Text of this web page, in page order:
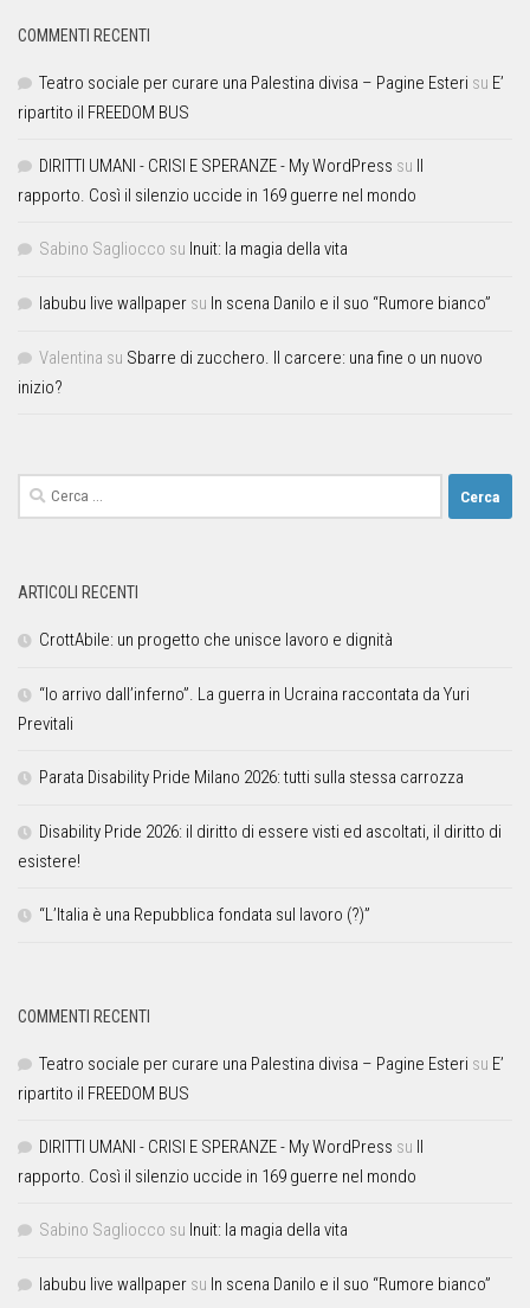
COMMENTI RECENTI
Teatro sociale per curare una Palestina divisa – Pagine Esteri su E’
ripartito il FREEDOM BUS
DIRITTI UMANI - CRISI E SPERANZE - My WordPress su
rapporto. Così il silenzio uccide in 169 guerre nel mondo
Sabino Sagliocco su Inuit: la magia della vita
labubu live wallpaper su In scena Danilo e il suo “Rumore bianco”
Valentina su Sbarre di zucchero. Il carcere: una fine o un nuovo
inizio?
ARTICOLI RECENTI
CrottAbile: un progetto che unisce lavoro e dignità
“Io arrivo dall’inferno”. La guerra in Ucraina raccontata da Yuri
Previtali
Parata Disability Pride Milano 2026: tutti sulla stessa carrozza
Disability Pride 2026: il diritto di essere visti ed ascoltati, il diritto di
esistere!
“L’Italia è una Repubblica fondata sul lavoro (?)”
COMMENTI RECENTI
Teatro sociale per curare una Palestina divisa – Pagine Esteri su E’
ripartito il FREEDOM BUS
DIRITTI UMANI - CRISI E SPERANZE - My WordPress su
rapporto. Così il silenzio uccide in 169 guerre nel mondo
Sabino Sagliocco su Inuit: la magia della vita
labubu live wallpaper su In scena Danilo e il suo “Rumore bianco”